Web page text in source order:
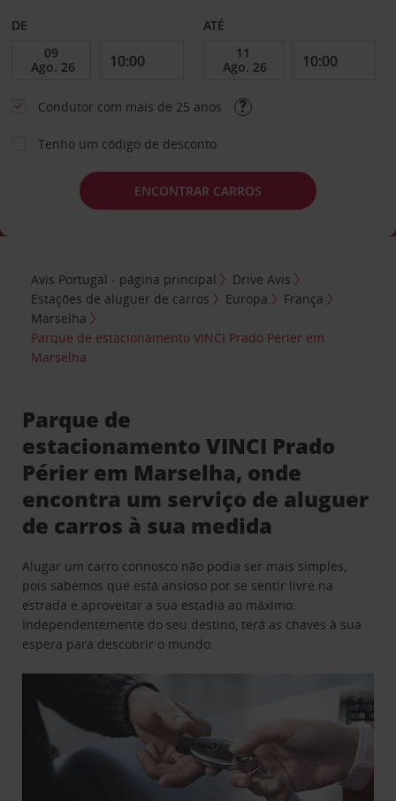
DE ATÉ
Condutor com mais de 25 anos
Tenho um código de desconto
ENCONTRAR CARROS
Avis Portugal - página principal
Drive Avis
Estações de aluguer de carros
Europa
França
Marselha
Parque de estacionamento VINCI Prado Périer em
Marselha
Parque de
estacionamento VINCI Prado
Périer em Marselha, onde
encontra um serviço de aluguer
de carros à sua medida
Alugar um carro connosco não podia ser mais simples,
pois sabemos que está ansioso por se sentir livre na
estrada e aproveitar a sua estadia ao máximo.
Independentemente do seu destino, terá as chaves à sua
espera para descobrir o mundo.